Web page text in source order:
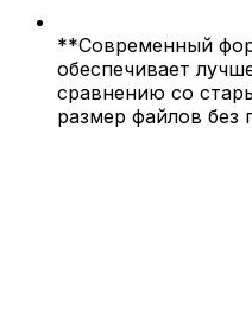
**Современный
обеспечивает
сравнению со
размер файлов без